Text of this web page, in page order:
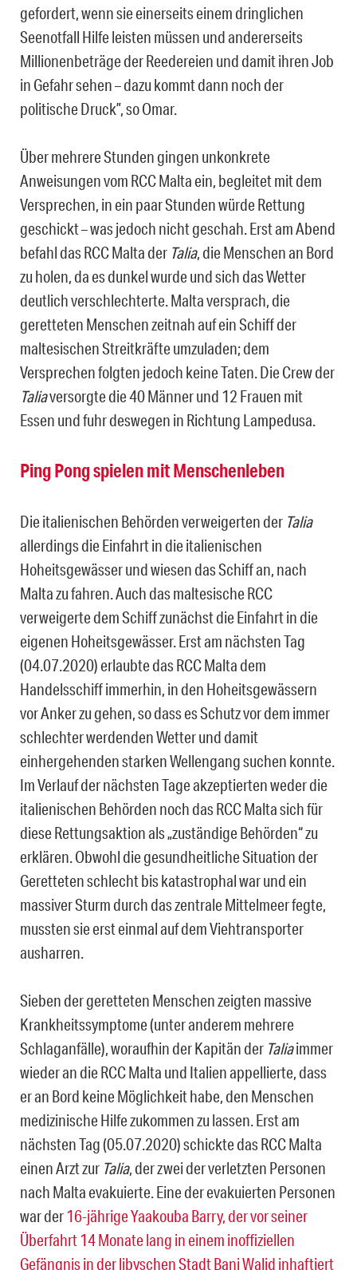
gefordert, wenn sie einerseits einem dringlichen
Seenotfall Hilfe leisten müssen und andererseits
Millionenbeträge der Reedereien und damit ihren Job
in Gefahr sehen – dazu kommt dann noch der
politische Druck”, so Omar.
Über mehrere Stunden gingen unkonkrete
Anweisungen vom RCC Malta ein, begleitet mit dem
Versprechen, in ein paar Stunden würde Rettung
geschickt – was jedoch nicht geschah. Erst am Abend
befahl das RCC Malta der Talia, die Menschen an Bord
zu holen, da es dunkel wurde und sich das Wetter
deutlich verschlechterte. Malta versprach, die
geretteten Menschen zeitnah auf ein Schiff der
maltesischen Streitkräfte umzuladen; dem
Versprechen folgten jedoch keine Taten. Die Crew der
Taliaversorgte die 40 Männer und 12 Frauen mit
Essen und fuhr deswegen in Richtung Lampedusa.
Ping Pong spielen mit Menschenleben
Die italienischen Behörden verweigerten der Talia
allerdings die Einfahrt in die italienischen
Hoheitsgewässer und wiesen das Schiff an, nach
Malta zu fahren. Auch das maltesische RCC
verweigerte dem Schiff zunächst die Einfahrt in die
eigenen Hoheitsgewässer. Erst am nächsten Tag
(04.07.2020) erlaubte das RCC Malta dem
Handelsschiff immerhin, in den Hoheitsgewässern
vor Anker zu gehen, so dass es Schutz vor dem immer
schlechter werdenden Wetter und damit
einhergehenden starken Wellengang suchen konnte.
Im Verlauf der nächsten Tage akzeptierten weder die
italienischen Behörden noch das RCC Malta sich für
diese Rettungsaktion als „zuständige Behörden“ zu
erklären. Obwohl die gesundheitliche Situation der
Geretteten schlecht bis katastrophal war und ein
massiver Sturm durch das zentrale Mittelmeer fegte,
mussten sie erst einmal auf dem Viehtransporter
ausharren.
Sieben der geretteten Menschen zeigten massive
Krankheitssymptome (unter anderem mehrere
Schlaganfälle), woraufhin der Kapitän der Taliaimmer
wieder an die RCC Malta und Italien appellierte, dass
er an Bord keine Möglichkeit habe, den Menschen
medizinische Hilfe zukommen zu lassen. Erst am
nächsten Tag (05.07.2020) schickte das RCC Malta
einen Arzt zur Talia, der zwei der verletzten Personen
nach Malta evakuierte. Eine der evakuierten Personen
war der16-jährige Yaakouba Barry, der vor seiner
Überfahrt 14 Monate lang in einem inoffiziellen
Gefängnis in der libyschen Stadt Bani Walid inhaftiert